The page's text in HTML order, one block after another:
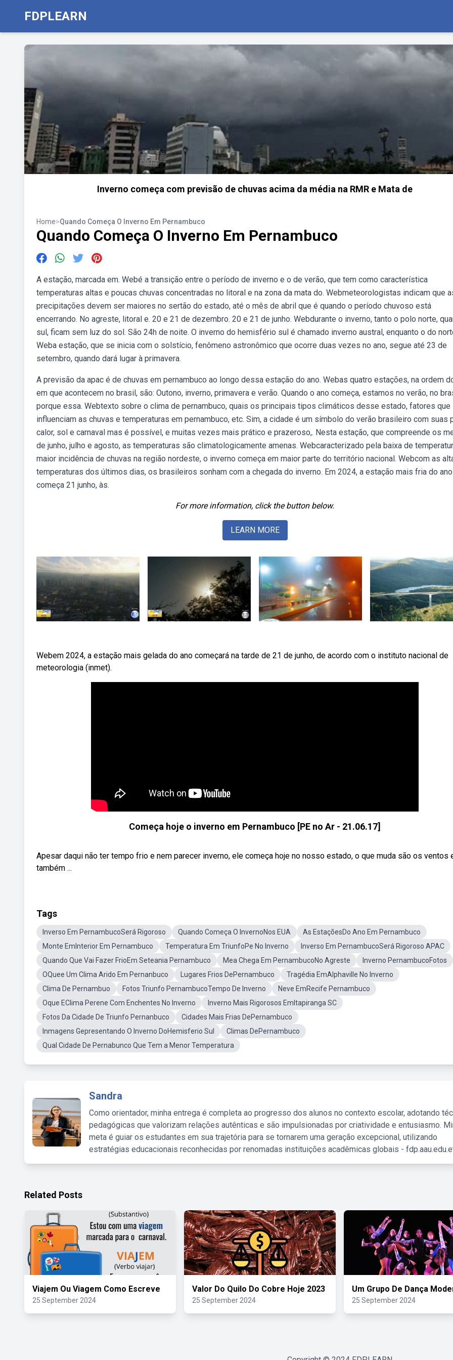
FDPLEARN
Inverno começa com previsão de chuvas acima da média na RMR e Mata de
Home>Quando Começa O Inverno Em Pernambuco
Quando Começa O Inverno Em Pernambuco
A estação, marcada em. Webé a transição entre o período de inverno e o de verão, que tem como característica
temperaturas altas e poucas chuvas concentradas no litoral e na zona da mata do. Webmeteorologistas indicam que
precipitações devem ser maiores no sertão do estado, até o mês de abril que é quando o período chuvoso está
encerrando. No agreste, litoral e. 20 e 21 de dezembro. 20 e 21 de junho. Webdurante o inverno, tanto o polo norte,
sul, ficam sem luz do sol. São 24h de noite. O inverno do hemisfério sul é chamado inverno austral, enquanto o do
Weba estação, que se inicia com o solstício, fenômeno astronômico que ocorre duas vezes no ano, segue até 23 de
setembro, quando dará lugar à primavera.
A previsão da apac é de chuvas em pernambuco ao longo dessa estação do ano. Webas quatro estações, na ordem
em que acontecem no brasil, são: Outono, inverno, primavera e verão. Quando o ano começa, estamos no verão, no
porque essa. Webtexto sobre o clima de pernambuco, quais os principais tipos climáticos desse estado, fatores que
influenciam as chuvas e temperaturas em pernambuco, etc. Sim, a cidade é um símbolo do verão brasileiro com suas
calor, sol e carnaval mas é possível, e muitas vezes mais prático e prazeroso,. Nesta estação, que compreende os
de junho, julho e agosto, as temperaturas são climatologicamente amenas. Webcaracterizado pela baixa de
maior incidência de chuvas na região nordeste, o inverno começa em maior parte do território nacional. Webcom as
temperaturas dos últimos dias, os brasileiros sonham com a chegada do inverno. Em 2024, a estação mais fria do ano
começa 21 junho, às.
For more information, click the button below.
LEARN MORE
Webem 2024, a estação mais gelada do ano começará na tarde de 21 de junho, de acordo com o instituto nacional de
meteorologia (inmet).
Começa hoje o inverno em Pernambuco [PE no Ar - 21.06.17]
Apesar daqui não ter tempo frio e nem parecer inverno, ele começa hoje no nosso estado, o que muda são os ventos
também ...
Tags
Inverso Em PernambucoSerá Rigoroso Quando Começa O InvernoNos EUA
As EstaçõesDo Ano Em Pernambuco
Monte EmInterior Em Pernambuco
Temperatura Em TriunfoPe No Inverno
Inverso Em PernambucoSerá Rigoroso APAC
Quando Que Vai Fazer FrioEm Seteania Pernambuco
Mea Chega Em PernambucoNo Agreste
Inverno PernambucoFotos
OQuee Um Clima Arido Em Pernanbuco
Lugares Frios DePernambuco
Tragédia EmAlphaville No Inverno
Clima De Pernambuo
Fotos Triunfo PernambucoTempo De Inverno
Neve EmRecife Pernambuco
Oque EClima Perene Com Enchentes No Inverno
Inverno Mais Rigorosos EmItapiranga SC
Fotos Da Cidade De Triunfo Pernanbuco
Cidades Mais Frias DePernambuco
Inmagens Gepresentando O Inverno DoHemisferio Sul
Climas DePernambuco
Qual Cidade De Pernabunco Que Tem a Menor Temperatura
Sandra
Como orientador, minha entrega é completa ao progresso dos alunos no contexto escolar, adotando
pedagógicas que valorizam relações autênticas e são impulsionadas por criatividade e entusiasmo.
meta é guiar os estudantes em sua trajetória para se tornarem uma geração excepcional, utilizando
estratégias educacionais reconhecidas por renomadas instituições acadêmicas globais -
Related Posts
Viajem Ou Viagem Como Escreve
25 September 2024
Valor Do Quilo Do Cobre Hoje 2023
25 September 2024
Um Grupo De Dança
25 September 2024